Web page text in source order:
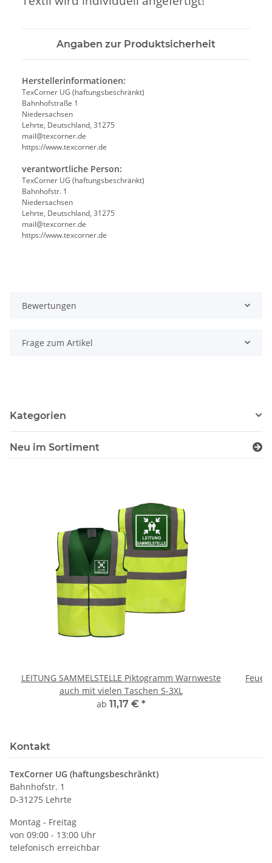
Angaben zur Produktsicherheit
Herstellerinformationen:
TexCorner UG (haftungsbeschränkt)
Bahnhofstraße 1
Niedersachsen
Lehrte, Deutschland, 31275
mail@texcorner.de
https://www.texcorner.de
verantwortliche Person:
TexCorner UG (haftungsbeschränkt)
Bahnhofstr. 1
Niedersachsen
Lehrte, Deutschland, 31275
mail@texcorner.de
https://www.texcorner.de
Bewertungen
Frage zum Artikel
Kategorien
Neu im Sortiment
LEITUNG SAMMELSTELLE Piktogramm Warnweste
auch mit vielen Taschen S-3XL
ab 11,17 € *
Kontakt
TexCorner UG (haftungsbeschränkt)
Bahnhofstr. 1
D-31275 Lehrte
Montag - Freitag
von 09:00 - 13:00 Uhr
telefonisch erreichbar